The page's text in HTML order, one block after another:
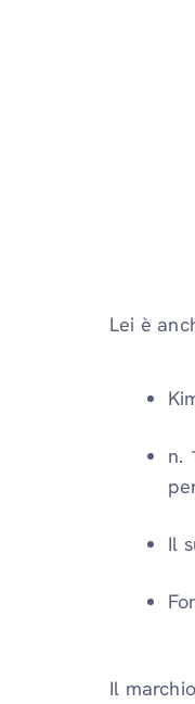
Lei è
n.
Il
Il